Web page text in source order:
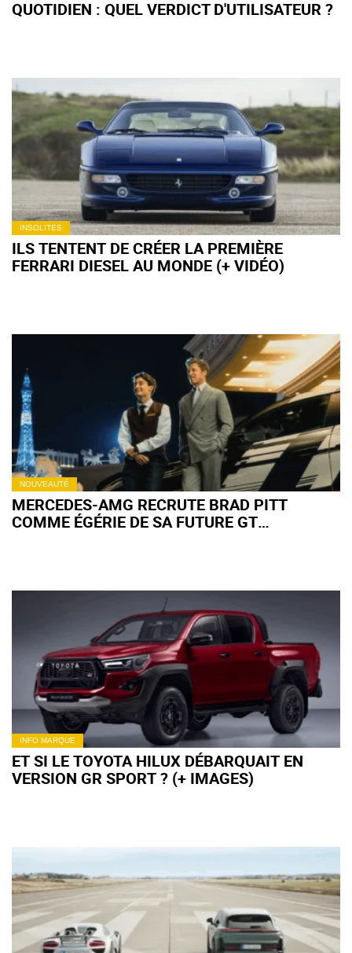
QUOTIDIEN : QUEL VERDICT D'UTILISATEUR ?
INSOLITES
ILS TENTENT DE CRÉER LA PREMIÈRE
FERRARI DIESEL AU MONDE (+ VIDÉO)
NOUVEAUTÉ
MERCEDES-AMG RECRUTE BRAD PITT
COMME ÉGÉRIE DE SA FUTURE GT
INFO MARQUE
ET SI LE TOYOTA HILUX DÉBARQUAIT EN
VERSION GR SPORT ? (+ IMAGES)